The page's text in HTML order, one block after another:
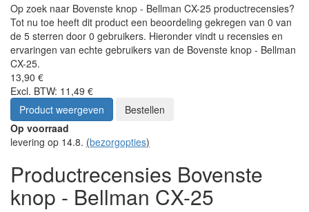
Op zoek naar Bovenste knop - Bellman CX-25 productrecensies?
Tot nu toe heeft dit product een beoordeling gekregen van 0 van
de 5 sterren door 0 gebruikers. Hieronder vindt u recensies en
ervaringen van echte gebruikers van de Bovenste knop - Bellman
CX-25.
13,90 €
Excl. BTW: 11,49 €
Product weergeven
Bestellen
Op voorraad
levering op 14.8. (bezorgopties)
Productrecensies Bovenste
knop - Bellman CX-25